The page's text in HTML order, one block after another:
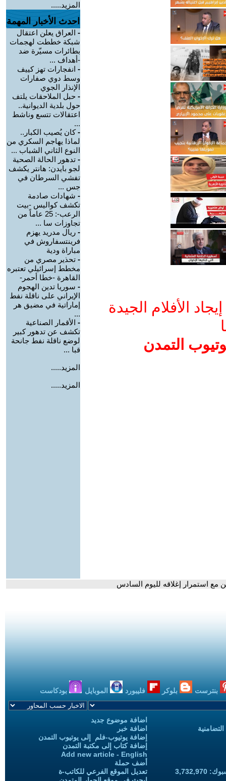
الأفلام الجيدة
التمدن
المزيد.....
احدث الأخبار المهمة
- العراق يعلن اعتقال
شبكة خططت لهجمات
بطائرات مسيّرة ضد
-أهداف ...
- انفجارات تهز كييف
وسط دوي صفارات
الإنذار الجوي
- حبل الملاحقات يلتف
حول بلدية الديوانية..
اعتقالات تتسع وناشط
...
-كان يُصيب الكبار..
لماذا يهاجم السكري من
النوع الثاني الشباب ...
- تدهور الحالة الصحية
لجو بايدن: هانتر يكشف
تفشي السرطان في
جس ...
- شهادات صادمة
تكشف كواليس -بيت
الرعب-: 25 عاماً من
تجاوزات سا ...
- ريال مدريد يهزم
فرينتسفاروش في
مباراة ودية
- تحذير مصري من
مخطط إسرائيلي تعتبره
القاهرة -خطا أحمر-
- سوريا تدين الهجوم
الإيراني على ناقلة نفط
إماراتية في مضيق هر
...
- الأقمار الصناعية
تكشف عن تدهور كبير
لوضع ناقلة نفط جانحة
قبا ...
المزيد.....
المزيد.....
استمرار إغلاقه لليوم السادس
بنترست بلوكر فليبورد الموبايل بودكاست
اضافة موضوع جديد
اضافة خبر
إضافة يوتيوب-فلم إلى يوتيوب التمدن
إضافة كتاب إلى مكتبة التمدن
Add new article - English
أضف حملة
تعديل الموقع الفرعي للكاتب-ة